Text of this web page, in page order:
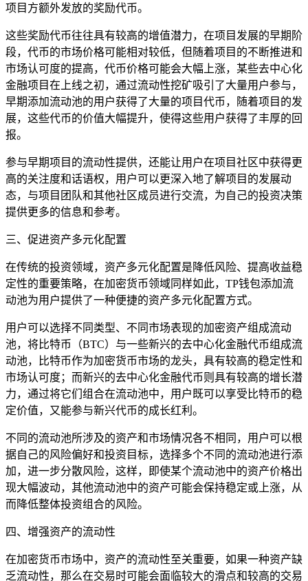
项目方额外发放的奖励代币。
这些奖励代币往往具有较高的增值潜力，在项目发展的早期阶
段，代币的市场价格可能相对较低，但随着项目的不断推进和
市场认可度的提高，代币价格可能会大幅上涨，某些去中心化
金融项目在上线之初，通过流动性挖矿吸引了大量用户参与，
早期添加流动池的用户获得了大量的项目代币，随着项目的发
展，这些代币的价值大幅提升，使得这些用户获得了丰厚的回
报。
参与早期项目的流动性提供，还能让用户在项目社区中获得更
高的关注度和话语权，用户可以更深入地了解项目的发展动
态，与项目团队和其他社区成员进行交流，为自己的投资决策
提供更多的信息和参考。
三、促进资产多元化配置
在传统的投资领域，资产多元化配置是降低风险、提高收益稳
定性的重要策略，在加密货币领域同样如此，TP钱包添加流
动池为用户提供了一种便捷的资产多元化配置方式。
用户可以选择不同类型、不同市场表现的加密资产组成流动
池，将比特币（BTC）与一些新兴的去中心化金融代币组成流
动池，比特币作为加密货币市场的龙头，具有较高的稳定性和
市场认可度；而新兴的去中心化金融代币则具有较高的增长潜
力，通过将它们组合在流动池中，用户既可以享受比特币的稳
定价值，又能参与新兴代币的成长红利。
不同的流动池所涉及的资产和市场情况各不相同，用户可以根
据自己的风险偏好和投资目标，选择多个不同的流动池进行添
加，进一步分散风险，这样，即使某个流动池中的资产价格出
现大幅波动，其他流动池中的资产可能会保持稳定或上涨，从
而降低整体投资组合的风险。
四、增强资产的流动性
在加密货币市场中，资产的流动性至关重要，如果一种资产缺
乏流动性，那么在交易时可能会面临较大的滑点和较高的交易